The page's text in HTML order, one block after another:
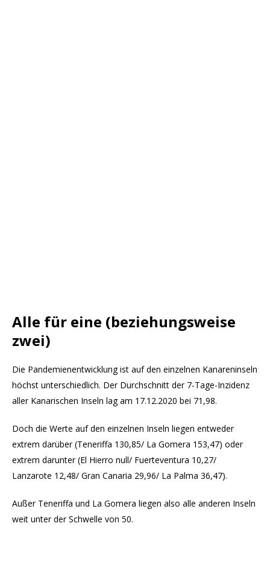
Alle für eine (beziehungsweise
zwei)
Die Pandemienentwicklung ist auf den einzelnen Kanareninseln
höchst unterschiedlich. Der Durchschnitt der 7-Tage-Inzidenz
aller Kanarischen Inseln lag am 17.12.2020 bei 71,98.
Doch die Werte auf den einzelnen Inseln liegen entweder
extrem darüber (Teneriffa 130,85/ La Gomera 153,47) oder
extrem darunter (El Hierro null/ Fuerteventura 10,27/
Lanzarote 12,48/ Gran Canaria 29,96/ La Palma 36,47).
Außer Teneriffa und La Gomera liegen also alle anderen Inseln
weit unter der Schwelle von 50.